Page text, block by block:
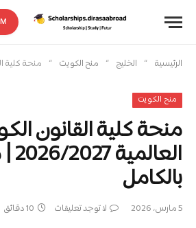
الرئيسية » الخليج » منح الكويت » منحة كلية القانون
منح الكويت
منحة كلية القانون
بالكامل
5 مارس، 2026 لا توجد تعليقات 10 دقائق